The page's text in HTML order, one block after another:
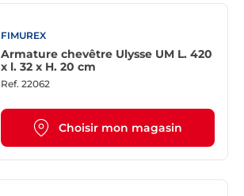
FIMUREX
Armature chevêtre Ulysse UM L. 420
x l. 32 x H. 20 cm
Ref. 22062
Choisir mon magasin